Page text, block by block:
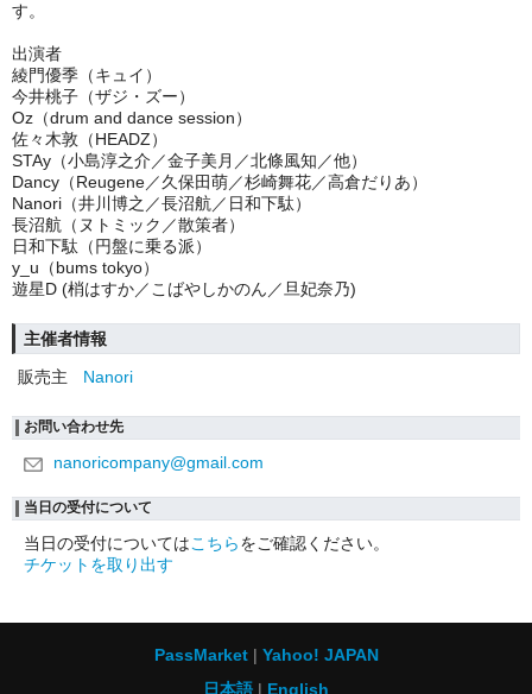
す。
出演者
綾門優季（キュイ）
今井桃子（ザジ・ズー）
Oz（drum and dance session）
佐々木敦（HEADZ）
STAy（小島淳之介／金子美月／北條風知／他）
Dancy（Reugene／久保田萌／杉崎舞花／高倉だりあ）
Nanori（井川博之／長沼航／日和下駄）
長沼航（ヌトミック／散策者）
日和下駄（円盤に乗る派）
y_u（bums tokyo）
遊星D (梢はすか／こばやしかのん／旦妃奈乃)
主催者情報
販売主
Nanori
お問い合わせ先
nanoricompany@gmail.com
当日の受付について
当日の受付についてはこちらをご確認ください。
チケットを取り出す
PassMarket
Yahoo! JAPAN
日本語
English